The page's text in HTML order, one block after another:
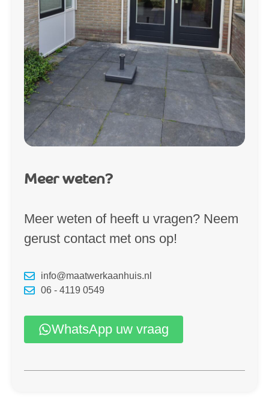
Meer weten?
Meer weten of heeft u vragen? Neem
gerust contact met ons op!
info@maatwerkaanhuis.nl
06 - 4119 0549
WhatsApp uw vraag